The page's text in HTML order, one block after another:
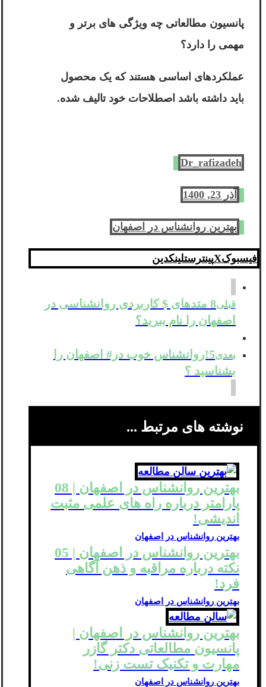
پانسیون مطالعاتی چه ویژگی های برتر و
مهمی را دارد؟
عملکردهای اساسی هستند که یک محصول
باید داشته باشد اصطلاحات خود تالیف شده.
Dr_rafizadeh
آذر 23, 1400
بهترین روانشناس در اصفهان
فیسبوکXپینترستلینکدین
قبلی
8 متدهای $ کاربردی روانشناسی در
اصفهان را نام ببرید؟
بعدی
5!روانشناس خوب در# اصفهان را
بشناسید ؟
نوشته های مرتبط ...
بهترین روانشناس در اصفهان | 08
پارامتر درباره راه های علمی مثبت
اندیشی!
بهترین روانشناس در اصفهان
بهترین روانشناس در اصفهان | 05
نکته درباره مراقبه و ذهن آگاهی
فرد!
بهترین روانشناس در اصفهان
بهترین روانشناس در اصفهان |
پانسیون مطالعاتی دکتر گازر
مهارت و تکنیک تست زنی!
بهترین روانشناس در اصفهان